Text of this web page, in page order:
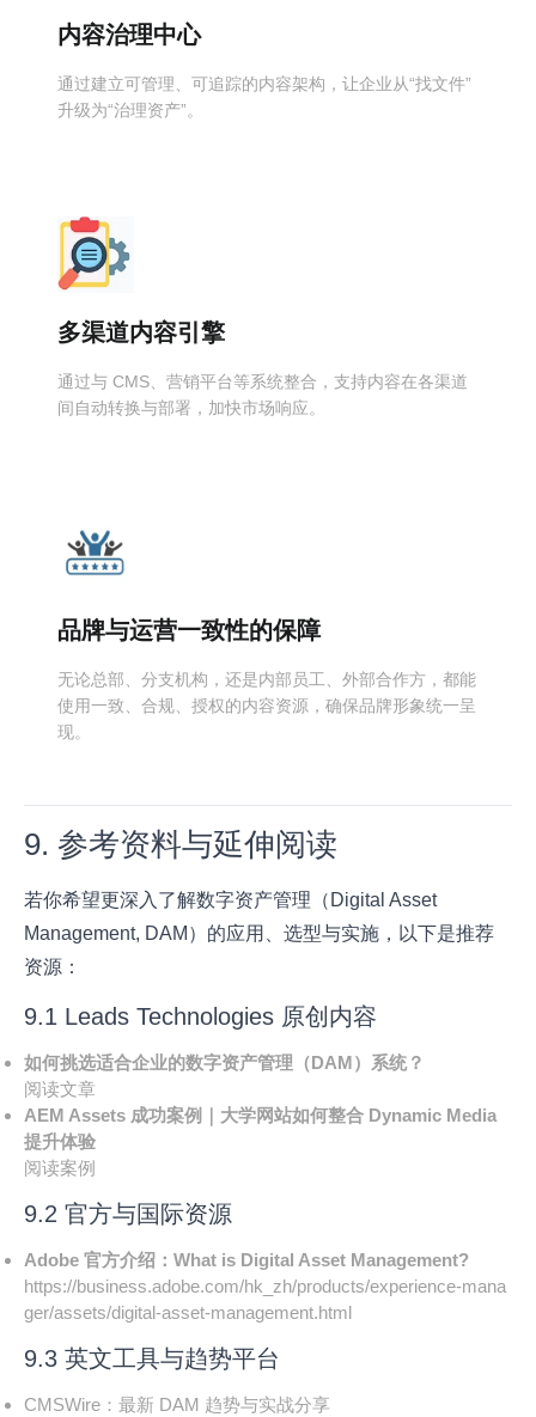
内容治理中心
通过建立可管理、可追踪的内容架构，让企业从“找文件”
升级为“治理资产”。
多渠道内容引擎
通过与 CMS、营销平台等系统整合，支持内容在各渠道
间自动转换与部署，加快市场响应。
品牌与运营一致性的保障
无论总部、分支机构，还是内部员工、外部合作方，都能
使用一致、合规、授权的内容资源，确保品牌形象统一呈
现。
9. 参考资料与延伸阅读
若你希望更深入了解数字资产管理（Digital Asset
Management, DAM）的应用、选型与实施，以下是推荐
资源：
9.1 Leads Technologies 原创内容
如何挑选适合企业的数字资产管理（DAM）系统？
阅读文章
AEM Assets 成功案例｜大学网站如何整合 Dynamic Media
提升体验
阅读案例
9.2 官方与国际资源
Adobe 官方介绍：What is Digital Asset Management?
https://business.adobe.com/hk_zh/products/experience-mana
ger/assets/digital-asset-management.html
9.3 英文工具与趋势平台
CMSWire：最新 DAM 趋势与实战分享